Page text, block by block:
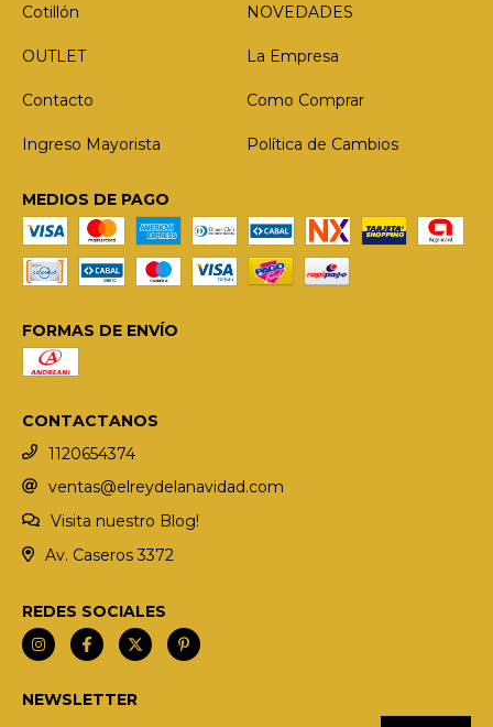
Cotillón NOVEDADES
OUTLET La Empresa
Contacto Como Comprar
Ingreso Mayorista Política de Cambios
MEDIOS DE PAGO
FORMAS DE ENVÍO
CONTACTANOS
1120654374
ventas@elreydelanavidad.com
Visita nuestro Blog!
Av. Caseros 3372
REDES SOCIALES
NEWSLETTER